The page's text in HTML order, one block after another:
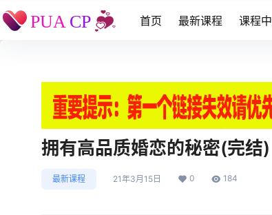
首页 最新课程 课程
拥有高品质婚恋的秘密(完结)
最新课程 21年3月15日 0 184